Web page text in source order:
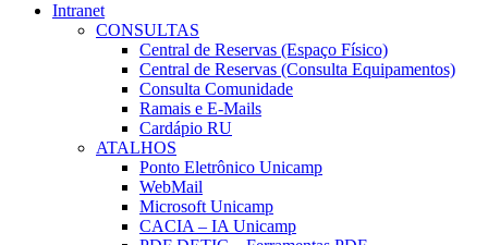
Intranet
CONSULTAS
Central de Reservas (Espaço Físico)
Central de Reservas (Consulta Equipamentos)
Consulta Comunidade
Ramais e E-Mails
Cardápio RU
ATALHOS
Ponto Eletrônico Unicamp
WebMail
Microsoft Unicamp
CACIA – IA Unicamp